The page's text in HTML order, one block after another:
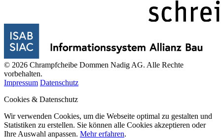
© 2026 Chrampfcheibe Dommen Nadig AG. Alle Rechte
vorbehalten.
Impressum Datenschutz
Cookies & Datenschutz
Wir verwenden Cookies, um die Webseite optimal zu gestalten und
Statistiken zu erstellen. Sie können alle Cookies akzeptieren oder
Ihre Auswahl anpassen. Mehr erfahren.